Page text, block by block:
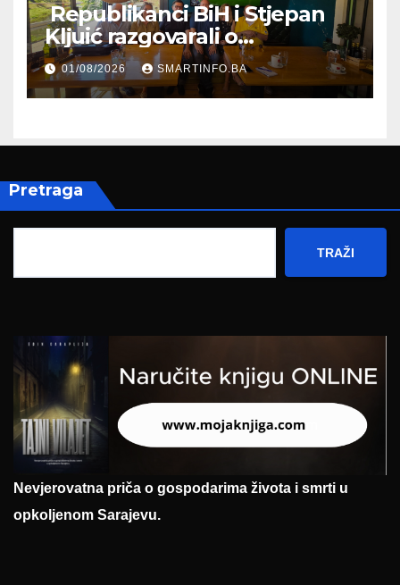
Republikanci BiH i Stjepan
Kljuić razgovarali o
evropskom putu Bosne i
Hercegovine
01/08/2026 SMARTINFO.BA
Pretraga
TRAŽI
Nevjerovatna priča o gospodarima života i smrti u
opkoljenom Sarajevu.